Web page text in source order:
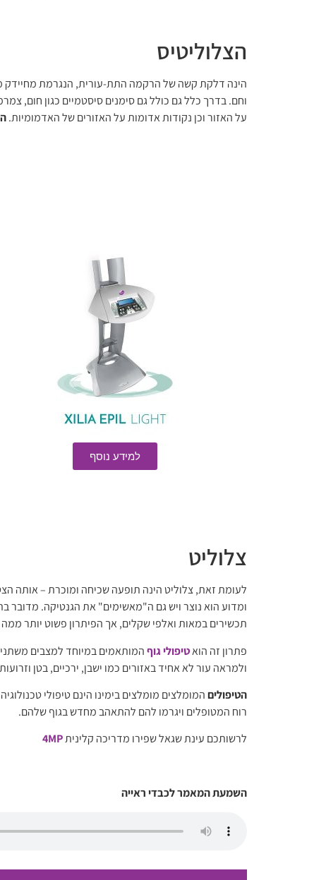
הצלוליטיס
הינה דלקת קשה של הרקמה התת-עורית, הנגרמת מחיידק
וחם. בדרך כלל גם כולל גם סימנים סיסטמיים כגון חום,
על האזור וכן נקודות אדומות על האזורים של האדמומיות.
למידע נוסף
צלוליט
לעומת זאת, צלוליט הינה תופעה שכיחה ומוכרת – אותה
ומדוע הוא נוצר ויש גם ה"מאשימים" את הגנטיקה. מדובר
תכשירים במאות ואלפי שקלים, אך הפיתרון פשוט יותר
פתרון זה הואטיפולי גוףהמותאמים במיוחד למצבים
ולמראה עור לא אחיד באזורים כמו ישבן, ירכיים, בטן
הטיפוליםהמומלצים מומלצים בימינו הינם טיפולי
רוח המטופלים ויגרמו להם להתאהב מחדש בגוף שלהם.
לרשותכם עינת שגאל שפירו מדריכה קלינית4MP
השמעת המאמר לכבדי ראייה